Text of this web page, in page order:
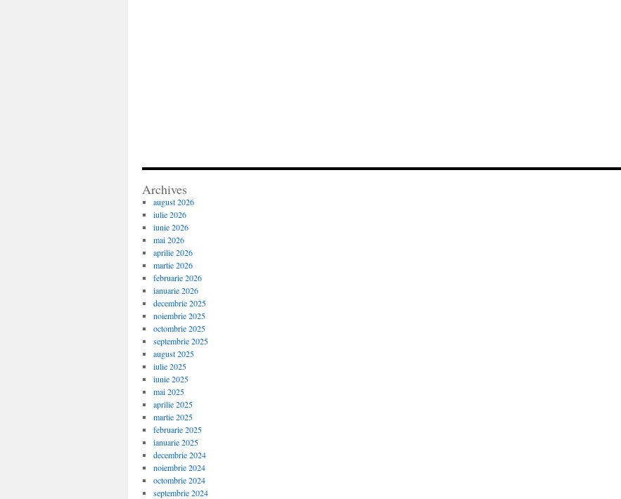
Archives
august 2026
iulie 2026
iunie 2026
mai 2026
aprilie 2026
martie 2026
februarie 2026
ianuarie 2026
decembrie 2025
noiembrie 2025
octombrie 2025
septembrie 2025
august 2025
iulie 2025
iunie 2025
mai 2025
aprilie 2025
martie 2025
februarie 2025
ianuarie 2025
decembrie 2024
noiembrie 2024
octombrie 2024
septembrie 2024